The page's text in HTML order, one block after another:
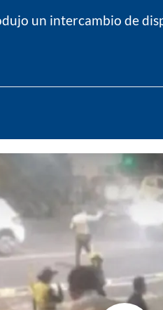
un intercambio de